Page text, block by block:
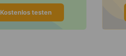
Kostenlos testen